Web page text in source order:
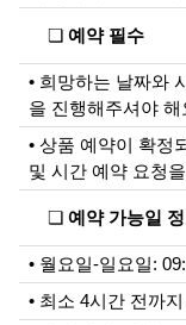
❏ 예약 필수
• 희망하는 날짜와
을 진행해주셔야 해
• 상품 예약이 확정
및 시간 예약 요청
❏ 예약 가능일
• 월요일-일요일:
• 최소 4시간 전까